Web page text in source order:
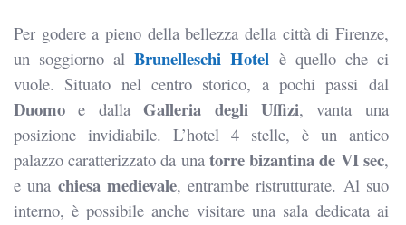
Per godere a pieno della bellezza della città di Firenze,
un soggiorno alBrunelleschi Hotel è quello che ci
vuole. Situato nel centro storico, a pochi passi dal
Duomo e dallaGalleria degli Uffizi, vanta una
posizione invidiabile. L’hotel 4 stelle, è un antico
palazzo caratterizzato da una torre bizantina de VI sec,
e una chiesa medievale, entrambe ristrutturate. Al suo
interno, è possibile anche visitare una sala dedicata ai